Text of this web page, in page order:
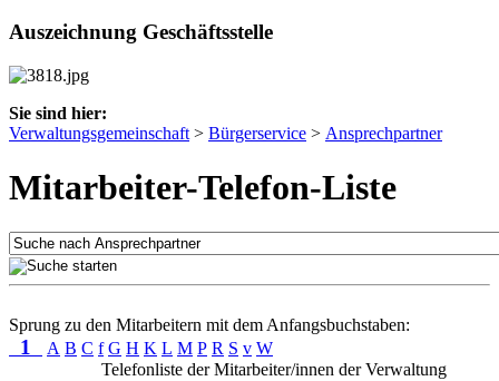
Auszeichnung Geschäftsstelle
Sie sind hier:
Verwaltungsgemeinschaft > Bürgerservice > Ansprechpartner
Mitarbeiter-Telefon-Liste
Sprung zu den Mitarbeitern mit dem Anfangsbuchstaben:
1 A B C f G H K L M P R S v W
Telefonliste der Mitarbeiter/innen der Verwaltung